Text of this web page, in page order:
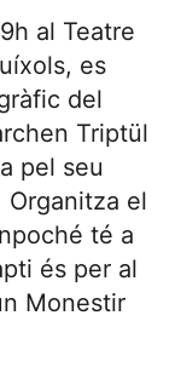
al Teatre
es
del
Triptül
pel seu
Organitza el
té a
és per al
Monestir